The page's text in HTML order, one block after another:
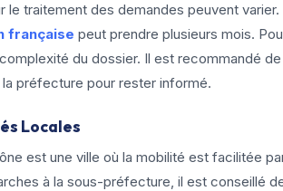
le traitement des demandes peuvent
française peut prendre plusieurs mois.
du dossier. Il est recommandé
préfecture pour rester informé.
Locales
est une ville où la mobilité est facilitée
à la sous-préfecture, il est conseillé